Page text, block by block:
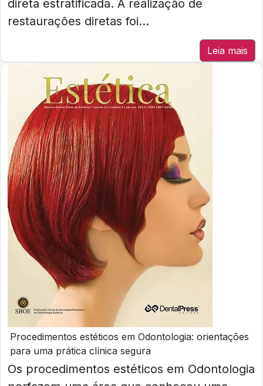
direta estratificada. A realização de
restaurações diretas foi...
Leia mais
Procedimentos estéticos em Odontologia: orientações
para uma prática clínica segura
Os procedimentos estéticos em Odontologia